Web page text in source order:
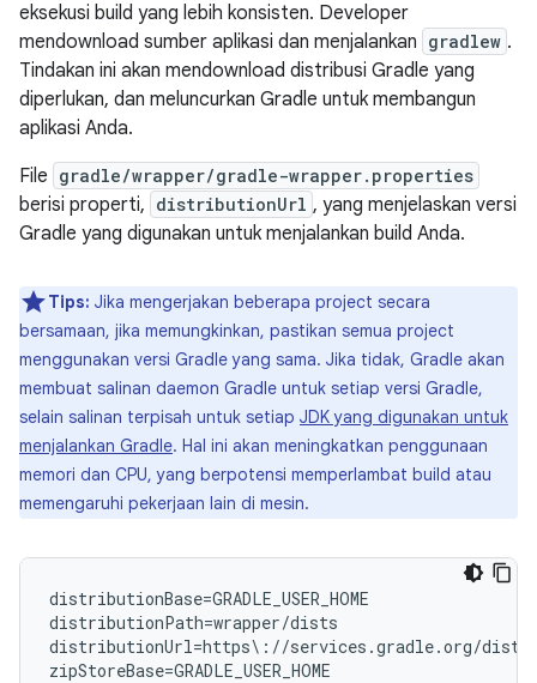
eksekusi build yang lebih konsisten. Developer
mendownload sumber aplikasi dan menjalankan gradlew .
Tindakan ini akan mendownload distribusi Gradle yang
diperlukan, dan meluncurkan Gradle untuk membangun
aplikasi Anda.
File gradle/wrapper/gradle-wrapper.properties
berisi properti, distributionUrl , yang menjelaskan versi
Gradle yang digunakan untuk menjalankan build Anda.
Tips: Jika mengerjakan beberapa project secara
bersamaan, jika memungkinkan, pastikan semua project
menggunakan versi Gradle yang sama. Jika tidak, Gradle akan
membuat salinan daemon Gradle untuk setiap versi Gradle,
selain salinan terpisah untuk setiap JDK yang digunakan untuk
menjalankan Gradle. Hal ini akan meningkatkan penggunaan
memori dan CPU, yang berpotensi memperlambat build atau
memengaruhi pekerjaan lain di mesin.
distributionBase=GRADLE_USER_HOME
distributionPath=wrapper/dists
distributionUrl=https\://services.gradle.org/
zipStoreBase=GRADLE_USER_HOME